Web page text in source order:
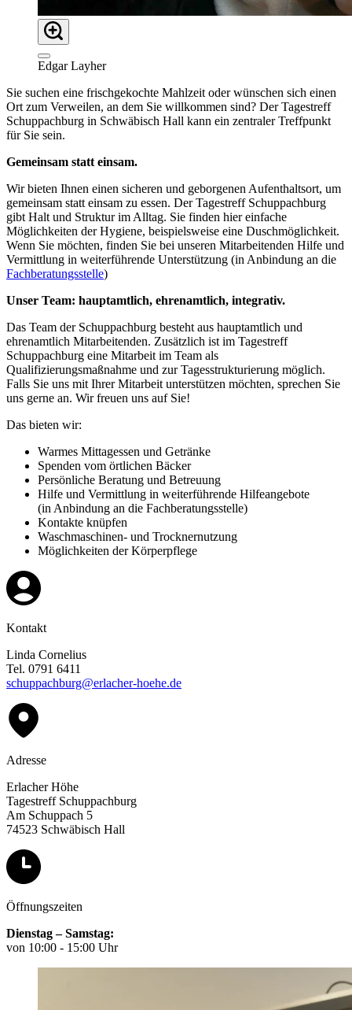
Edgar Layher
Sie suchen eine frischgekochte Mahlzeit oder wünschen sich einen
Ort zum Verweilen, an dem Sie willkommen sind? Der Tagestreff
Schuppachburg in Schwäbisch Hall kann ein zentraler Treffpunkt
für Sie sein.
Gemeinsam statt einsam.
Wir bieten Ihnen einen sicheren und geborgenen Aufenthaltsort, um
gemeinsam statt einsam zu essen. Der Tagestreff Schuppachburg
gibt Halt und Struktur im Alltag. Sie finden hier einfache
Möglichkeiten der Hygiene, beispielsweise eine Duschmöglichkeit.
Wenn Sie möchten, finden Sie bei unseren Mitarbeitenden Hilfe und
Vermittlung in weiterführende Unterstützung (in Anbindung an die
Fachberatungsstelle)
Unser Team: hauptamtlich, ehrenamtlich, integrativ.
Das Team der Schuppachburg besteht aus hauptamtlich und
ehrenamtlich Mitarbeitenden. Zusätzlich ist im Tagestreff
Schuppachburg eine Mitarbeit im Team als
Qualifizierungsmaßnahme und zur Tagesstrukturierung möglich.
Falls Sie uns mit Ihrer Mitarbeit unterstützen möchten, sprechen Sie
uns gerne an. Wir freuen uns auf Sie!
Das bieten wir:
Warmes Mittagessen und Getränke
Spenden vom örtlichen Bäcker
Persönliche Beratung und Betreuung
Hilfe und Vermittlung in weiterführende Hilfeangebote
(in Anbindung an die Fachberatungsstelle)
Kontakte knüpfen
Waschmaschinen- und Trocknernutzung
Möglichkeiten der Körperpflege
Kontakt
Linda Cornelius
Tel. 0791 6411
schuppachburg@erlacher-hoehe.de
Adresse
Erlacher Höhe
Tagestreff Schuppachburg
Am Schuppach 5
74523 Schwäbisch Hall
Öffnungszeiten
Dienstag – Samstag:
von 10:00 - 15:00 Uhr